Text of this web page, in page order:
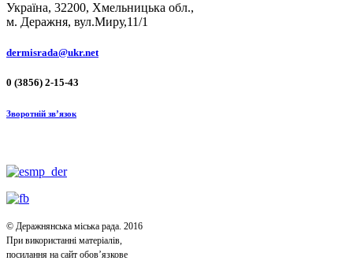
Україна, 32200, Хмельницька обл.,
м. Деражня, вул.Миру,11/1
dermisrada@ukr.net
0 (3856) 2-15-43
Зворотній зв’язок
© Деражнянська міська рада. 2016
При використанні матеріалів,
посилання на сайт обов’язкове